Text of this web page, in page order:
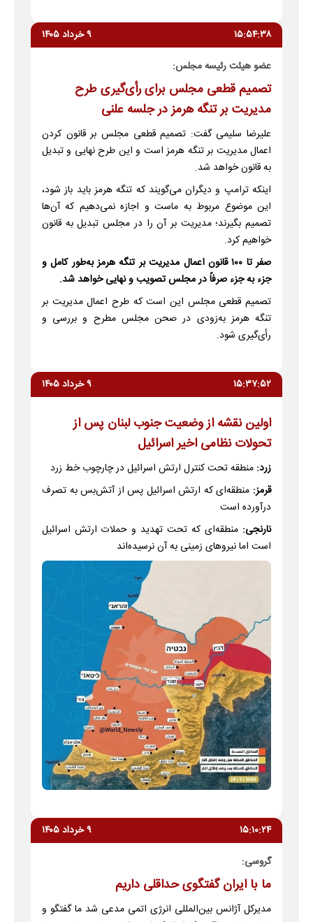
۱۵:۵۴:۳۸ ۹ خرداد ۱۴۰۵
عضو هیئت رئیسه مجلس:
تصمیم قطعی مجلس برای رأی‌گیری طرح
مدیریت بر تنگه هرمز در جلسه علنی
علیرضا سلیمی گفت: تصمیم قطعی مجلس بر قانون کردن
اعمال مدیریت بر تنگه هرمز است و این طرح نهایی و تبدیل
به قانون خواهد شد.
اینکه ترامپ و دیگران می‌گویند که تنگه هرمز باید باز شود،
این موضوع مربوط به ماست و اجازه نمی‌دهیم که آن‌ها
تصمیم بگیرند؛ مدیریت بر آن را در مجلس تبدیل به قانون
خواهیم کرد.
صفر تا ۱۰۰ قانون اعمال مدیریت بر تنگه هرمز به‌طور کامل و
جزء به جزء صرفاً در مجلس تصویب و نهایی خواهد شد.
تصمیم قطعی مجلس این است که طرح اعمال مدیریت بر
تنگه هرمز به‌زودی در صحن مجلس مطرح و بررسی و
رأی‌گیری شود.
۱۵:۳۷:۵۲ ۹ خرداد ۱۴۰۵
اولین نقشه از وضعیت جنوب لبنان پس از
تحولات نظامی اخیر اسرائیل
زرد: منطقه تحت کنترل ارتش اسرائیل در چارچوب خط زرد
قرمز: منطقه‌ای که ارتش اسرائیل پس از آتش‌بس به تصرف
درآورده است
نارنجی: منطقه‌ای که تحت تهدید و حملات ارتش اسرائیل
است اما نیروهای زمینی به آن نرسیده‌اند
۱۵:۱۰:۲۴ ۹ خرداد ۱۴۰۵
گروسی:
ما با ایران گفتگوی حداقلی داریم
مدیرکل آژانس بین‌المللی انرژی اتمی مدعی شد ما گفتگو و